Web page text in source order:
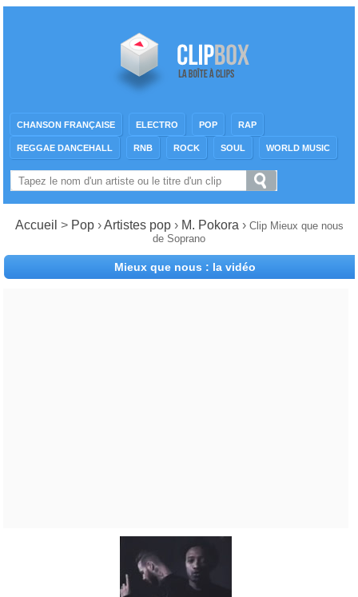
CHANSON FRANÇAISE ELECTRO POP RAP
REGGAE DANCEHALL RNB ROCK SOUL WORLD MUSIC
Accueil > Pop ›Artistes pop› M. Pokora › Clip Mieux que nous
de Soprano
Mieux que nous : la vidéo